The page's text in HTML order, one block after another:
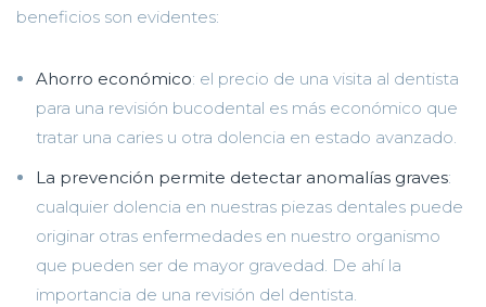
beneficios son evidentes:
Ahorro económico: el precio de una visita al dentista
para una revisión bucodental es más económico que
tratar una caries u otra dolencia en estado avanzado.
La prevención permite detectar anomalías graves:
cualquier dolencia en nuestras piezas dentales puede
originar otras enfermedades en nuestro organismo
que pueden ser de mayor gravedad. De ahí la
importancia de una revisión del dentista.